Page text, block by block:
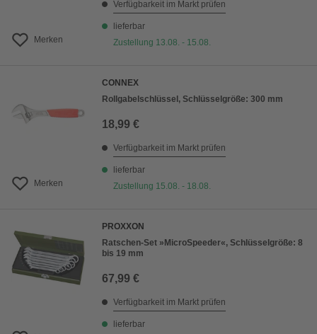
Merken
Verfügbarkeit im Markt prüfen
lieferbar
Zustellung 13.08. - 15.08.
Merken
CONNEX
Rollgabelschlüssel, Schlüsselgröße: 300 mm
18,99 €
Verfügbarkeit im Markt prüfen
lieferbar
Zustellung 15.08. - 18.08.
PROXXON
Ratschen-Set »MicroSpeeder«, Schlüsselgröße: 8
bis 19 mm
67,99 €
Verfügbarkeit im Markt prüfen
lieferbar